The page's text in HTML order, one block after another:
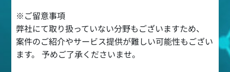
※ご留意事項
弊社にて取り扱っていない分野もございますため、
案件のご紹介やサービス提供が難しい可能性もござい
ます。 予めご了承くださいませ。